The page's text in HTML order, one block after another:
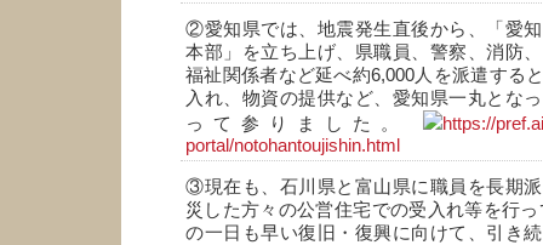
②愛知県では、地震発生直後から、「愛
本部」を立ち上げ、県職員、警察、消防
福祉関係者など延べ約6,000人を派遣する
入れ、物資の提供など、愛知県一丸とな
って参りました。
https://
portal/notohantoujishin.html
③現在も、石川県と富山県に職員を長期
災した方々の公営住宅での受入れ等を行
の一日も早い復旧・復興に向けて、引き